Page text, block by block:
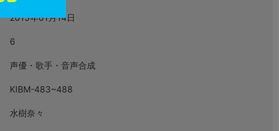
2015年01月14日
6
声優・歌手・音声合成
KIBM-483~488
水樹奈々